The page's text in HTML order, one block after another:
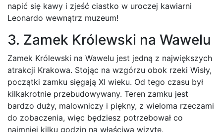
napić się kawy i zjeść ciastko w uroczej kawiarni
Leonardo wewnątrz muzeum!
3. Zamek Królewski na Wawelu
Zamek Królewski na Wawelu jest jedną z największych
atrakcji Krakowa. Stojąc na wzgórzu obok rzeki Wisły,
początki zamku sięgają XI wieku. Od tego czasu był
kilkakrotnie przebudowywany. Teren zamku jest
bardzo duży, malowniczy i piękny, z wieloma rzeczami
do zobaczenia, więc będziesz potrzebował co
najmniej kilku godzin na właściwą wizytę.